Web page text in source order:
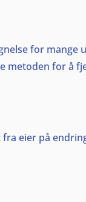
for mange
for å
eier på